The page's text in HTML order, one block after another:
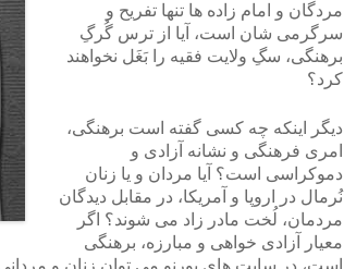
مردگان و امام زاده ها تنها تفریح و
سرگرمی شان است، آیا از ترس گُرگِ
برهنگی، سگِ ولایت فقیه را بَغَل نخواهند
کرد؟
دیگر اینکه چه کسی گفته است برهنگی،
امری فرهنگی و نشانه آزادی و
دموکراسی است؟ آیا مردان و یا زنان
نُرمال در اروپا و آمریکا، در مقابل دیدگان
مردمان، لُخت مادر زاد می شوند؟ اگر
معیار آزادی خواهی و مبارزه، برهنگی
است، در سایت های پورنو می توان زنان و مردانی